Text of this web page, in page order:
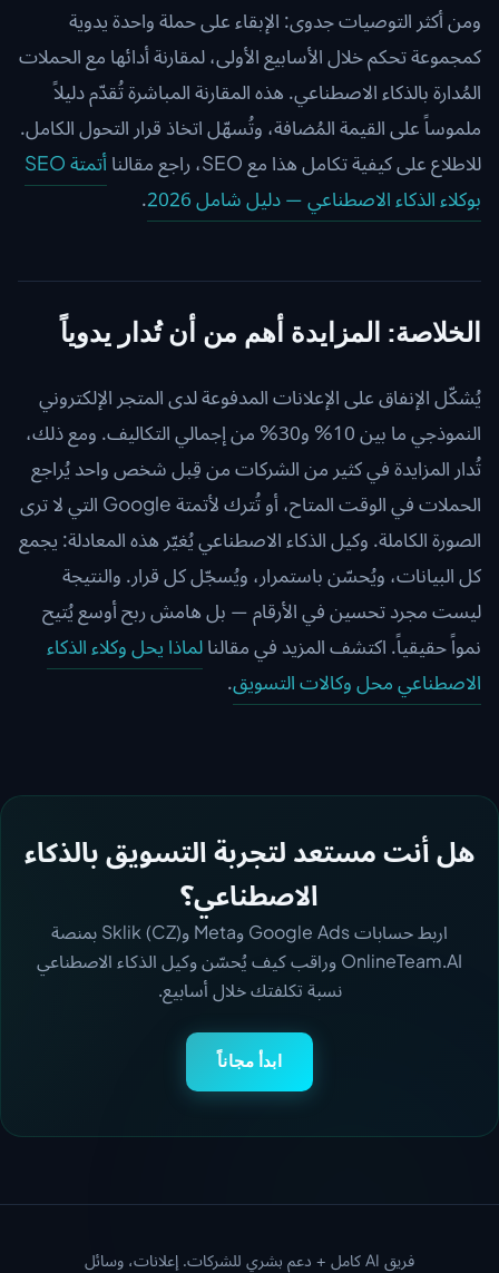
ومن أكثر التوصيات جدوى: الإبقاء على حملة واحدة يدوية
كمجموعة تحكم خلال الأسابيع الأولى، لمقارنة أدائها مع الحملات
المُدارة بالذكاء الاصطناعي. هذه المقارنة المباشرة تُقدّم دليلاً
ملموساً على القيمة المُضافة، وتُسهّل اتخاذ قرار التحول الكامل.
للاطلاع على كيفية تكامل هذا مع SEO، راجع مقالنا
أتمتة SEO
بوكلاء الذكاء الاصطناعي — دليل شامل 2026
.
الخلاصة: المزايدة أهم من أن تُدار يدوياً
يُشكّل الإنفاق على الإعلانات المدفوعة لدى المتجر الإلكتروني
النموذجي ما بين 10% و30% من إجمالي التكاليف. ومع ذلك،
تُدار المزايدة في كثير من الشركات من قِبل شخص واحد يُراجع
الحملات في الوقت المتاح، أو تُترك لأتمتة Google التي لا ترى
الصورة الكاملة. وكيل الذكاء الاصطناعي يُغيّر هذه المعادلة: يجمع
كل البيانات، ويُحسّن باستمرار، ويُسجّل كل قرار. والنتيجة
ليست مجرد تحسين في الأرقام — بل هامش ربح أوسع يُتيح
نمواً حقيقياً. اكتشف المزيد في مقالنالماذا يحل وكلاء الذكاء
الاصطناعي محل وكالات التسويق.
هل أنت مستعد لتجربة التسويق بالذكاء
الاصطناعي؟
اربط حسابات Google Ads وMeta وSklik (CZ) بمنصة
OnlineTeam.AI وراقب كيف يُحسّن وكيل الذكاء الاصطناعي
نسبة تكلفتك خلال أسابيع.
ابدأ مجاناً
فريق AI كامل + دعم بشري للشركات. إعلانات، وسائل